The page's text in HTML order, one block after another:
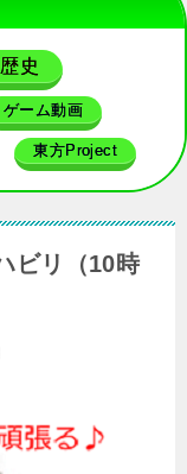
歴史
ゲーム動画
東方Project
ビリ（10時